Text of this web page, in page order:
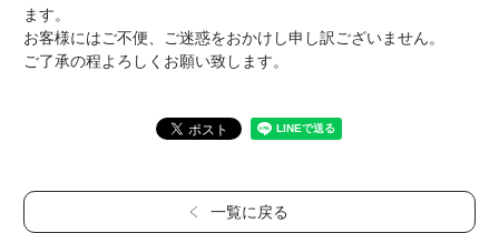
グッズ・本
ギャラリー
ミュージック
グッズ・本
ます。
お客様にはご不便、ご迷惑をおかけし申し訳ございません。
ご了承の程よろしくお願い致します。
一覧に戻る